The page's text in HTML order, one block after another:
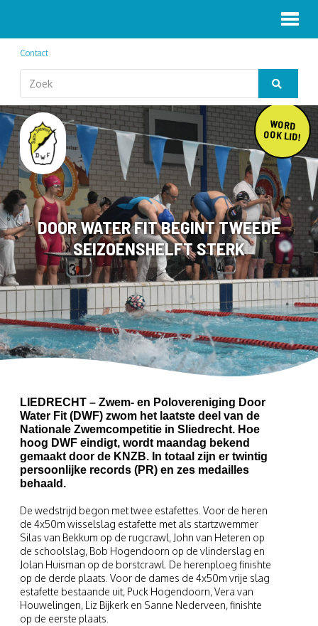
Contact
WORD
OOK LID!
DOOR WATER FIT BEGINT TWEEDE
SEIZOENSHELFT STERK
LIEDRECHT – Zwem- en Polovereniging Door
Water Fit (DWF) zwom het laatste deel van de
Nationale Zwemcompetitie in Sliedrecht. Hoe
hoog DWF eindigt, wordt maandag bekend
gemaakt door de KNZB. In totaal zijn er twintig
persoonlijke records (PR) en zes medailles
behaald.
De wedstrijd begon met twee estafettes. Voor de heren
de 4x50m wisselslag estafette met als startzwemmer
Silas van Bekkum op de rugcrawl, John van Heteren op
de schoolslag, Bob Hogendoorn op de vlinderslag en
Jolan Huisman op de borstcrawl. De herenploeg finishte
op de derde plaats. Voor de dames de 4x50m vrije slag
estafette bestaande uit, Puck Hogendoorn, Vera van
Houwelingen, Liz Bijkerk en Sanne Nederveen, finishte
op de eerste plaats.